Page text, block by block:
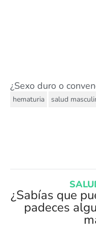
¿Sexo duro o
hematuria salud
¿Sabías que
padeces